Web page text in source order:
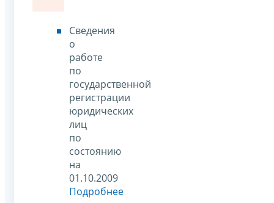
Сведения
о
работе
по
государственной
регистрации
юридических
лиц
по
состоянию
на
01.10.2009
Подробнее